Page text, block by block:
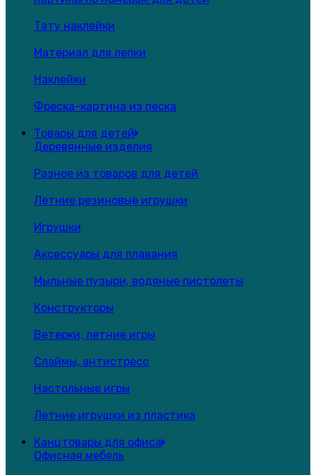
Тату наклейки
Материал для лепки
Наклейки
Фреска-картина из песка
Товары для детей
Деревянные изделия
Разное из товаров для детей
Летние резиновые игрушки
Игрушки
Аксессуары для плавания
Мыльные пузыри, водяные пистолеты
Конструкторы
Ветерки, летние игры
Слаймы, антистресс
Настольные игры
Летние игрушки из пластика
Канцтовары для офиса
Офисная мебель